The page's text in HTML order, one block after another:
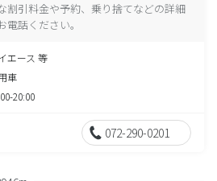
割引料金や予約、乗り捨てなどの詳細
話ください。
エース 等
車
20:00
072-290-0201